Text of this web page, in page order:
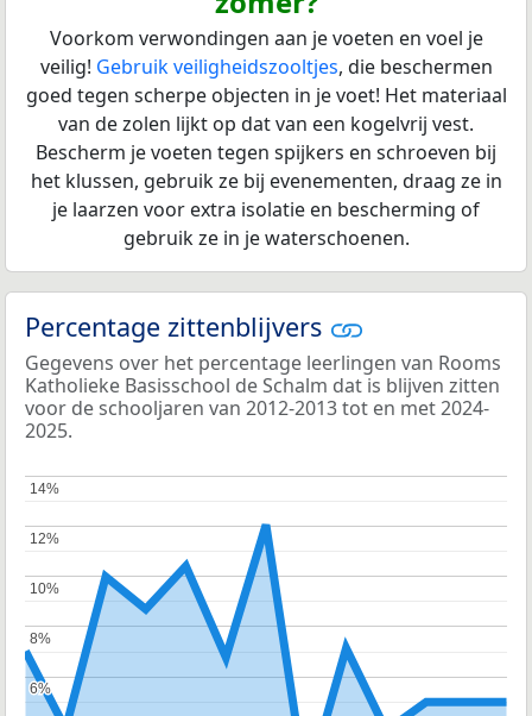
Voorkom verwondingen aan je voeten en voel je
veilig! Gebruik veiligheidszooltjes, die beschermen
goed tegen scherpe objecten in je voet! Het materiaal
van de zolen lijkt op dat van een kogelvrij vest.
Bescherm je voeten tegen spijkers en schroeven bij
het klussen, gebruik ze bij evenementen, draag ze in
je laarzen voor extra isolatie en bescherming of
gebruik ze in je waterschoenen.
Percentage zittenblijvers
Gegevens over het percentage leerlingen van Rooms
Katholieke Basisschool de Schalm dat is blijven zitten
voor de schooljaren van 2012-2013 tot en met 2024-
2025.
6%
6%
8%
8%
10%
10%
12%
12%
14%
14%